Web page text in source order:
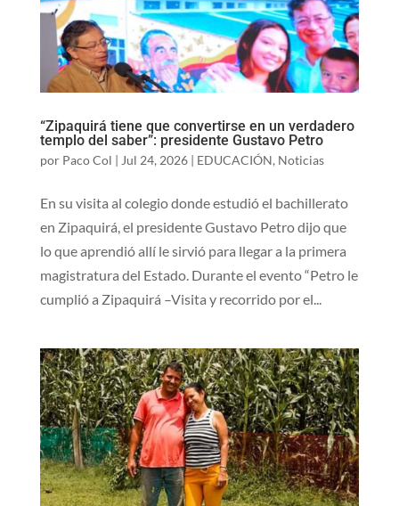
“Zipaquirá tiene que convertirse en un verdadero
templo del saber”: presidente Gustavo Petro
por Paco Col | Jul 24, 2026| EDUCACIÓN, Noticias
En su visita al colegio donde estudió el bachillerato
en Zipaquirá, el presidente Gustavo Petro dijo que
lo que aprendió allí le sirvió para llegar a la primera
magistratura del ​Estado. Durante el evento “Petro le
cumplió a Zipaquirá –Visita y recorrido por el...